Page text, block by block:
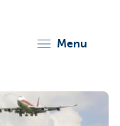
menu